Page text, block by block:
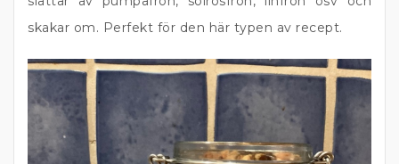
skakar om. Perfekt för den här typen av recept.